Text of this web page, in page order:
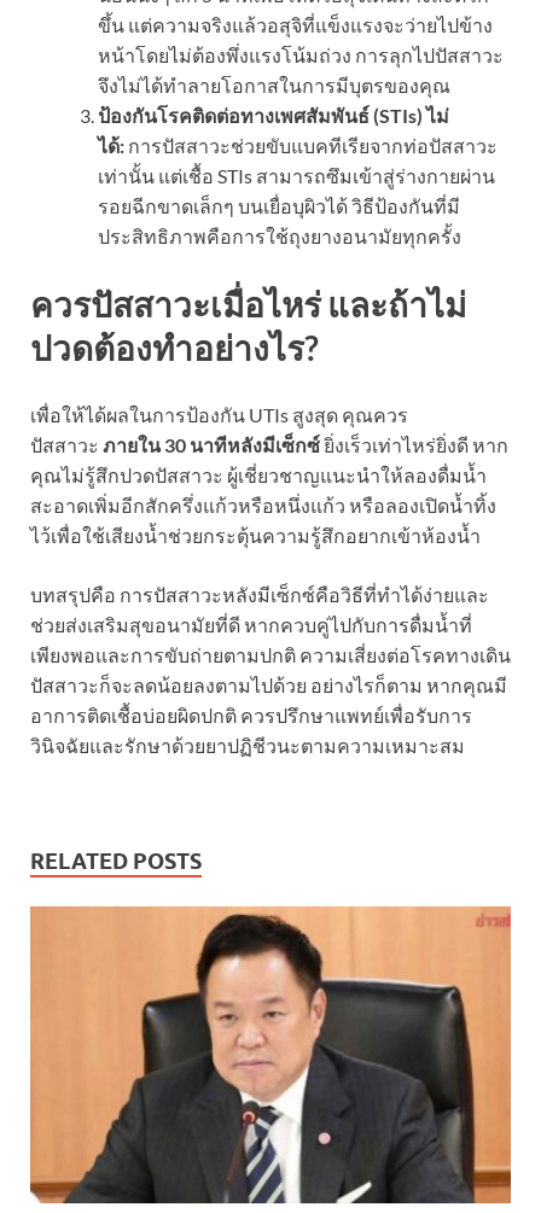
ขึ้น แต่ความจริงแล้วอสุจิที่แข็งแรงจะว่ายไปข้าง
หน้าโดยไม่ต้องพึ่งแรงโน้มถ่วง การลุกไปปัสสาวะ
จึงไม่ได้ทำลายโอกาสในการมีบุตรของคุณ
ป้องกันโรคติดต่อทางเพศสัมพันธ์ (STIs) ไม่
ได้: การปัสสาวะช่วยขับแบคทีเรียจากท่อปัสสาวะ
เท่านั้น แต่เชื้อ STIs สามารถซึมเข้าสู่ร่างกายผ่าน
รอยฉีกขาดเล็กๆ บนเยื่อบุผิวได้ วิธีป้องกันที่มี
ประสิทธิภาพคือการใช้ถุงยางอนามัยทุกครั้ง
ควรปัสสาวะเมื่อไหร่ และถ้าไม่
ปวดต้องทำอย่างไร?
เพื่อให้ได้ผลในการป้องกัน UTIs สูงสุด คุณควร
ปัสสาวะ ภายใน 30 นาทีหลังมีเซ็กซ์ยิ่งเร็วเท่าไหร่ยิ่งดี หาก
คุณไม่รู้สึกปวดปัสสาวะ ผู้เชี่ยวชาญแนะนำให้ลองดื่มน้ำ
สะอาดเพิ่มอีกสักครึ่งแก้วหรือหนึ่งแก้ว หรือลองเปิดน้ำทิ้ง
ไว้เพื่อใช้เสียงน้ำช่วยกระตุ้นความรู้สึกอยากเข้าห้องน้ำ
บทสรุปคือ การปัสสาวะหลังมีเซ็กซ์คือวิธีที่ทำได้ง่ายและ
ช่วยส่งเสริมสุขอนามัยที่ดี หากควบคู่ไปกับการดื่มน้ำที่
เพียงพอและการขับถ่ายตามปกติ ความเสี่ยงต่อโรคทางเดิน
ปัสสาวะก็จะลดน้อยลงตามไปด้วย อย่างไรก็ตาม หากคุณมี
อาการติดเชื้อบ่อยผิดปกติ ควรปรึกษาแพทย์เพื่อรับการ
วินิจฉัยและรักษาด้วยยาปฏิชีวนะตามความเหมาะสม
RELATED POSTS